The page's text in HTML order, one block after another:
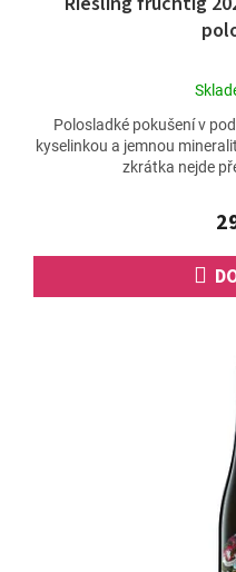
Polosladké pokušení v
kyselinkou a jemnou
zkrátka nejde